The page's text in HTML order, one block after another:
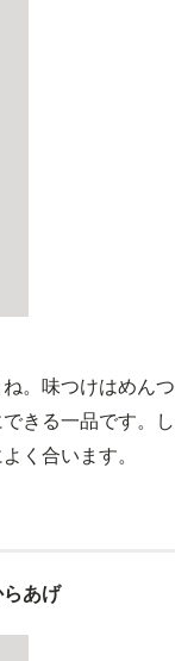
。味つけはめんつ
きる一品です。し
く合います。
あげ